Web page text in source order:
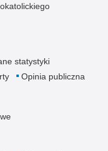
statystyki
Opinia publiczna